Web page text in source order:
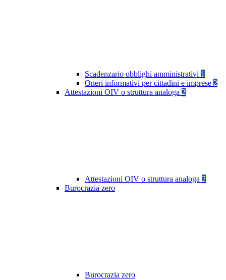
Scadenzario obblighi amministrativi 1
Oneri informativi per cittadini e imprese 2
Attestazioni OIV o struttura analoga 2
Attestazioni OIV o struttura analoga 2
Burocrazia zero
Burocrazia zero